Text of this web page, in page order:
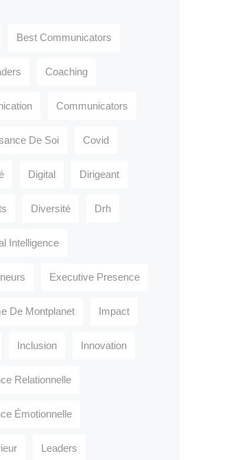
Best Communicators
Coaching
Communicators
De Soi Covid
Digital Dirigeant
Diversité Drh
Intelligence
Executive Presence
De Montplanet Impact
Inclusion Innovation
Relationnelle
Émotionnelle
Leaders